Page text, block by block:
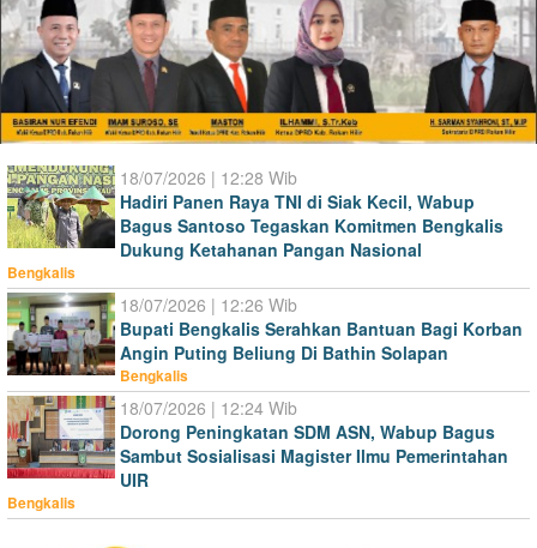
18/07/2026 | 12:28 Wib
Hadiri Panen Raya TNI di Siak Kecil, Wabup
Bagus Santoso Tegaskan Komitmen Bengkalis
Dukung Ketahanan Pangan Nasional
Bengkalis
18/07/2026 | 12:26 Wib
Bupati Bengkalis Serahkan Bantuan Bagi Korban
Angin Puting Beliung Di Bathin Solapan
Bengkalis
18/07/2026 | 12:24 Wib
Dorong Peningkatan SDM ASN, Wabup Bagus
Sambut Sosialisasi Magister Ilmu Pemerintahan
UIR
Bengkalis